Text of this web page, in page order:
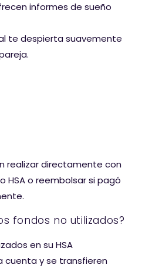
informes de sueño
te despierta suavemente
realizar directamente con
HSA o reembolsar si pagó
fondos no utilizados?
en su HSA
cuenta y se transfieren